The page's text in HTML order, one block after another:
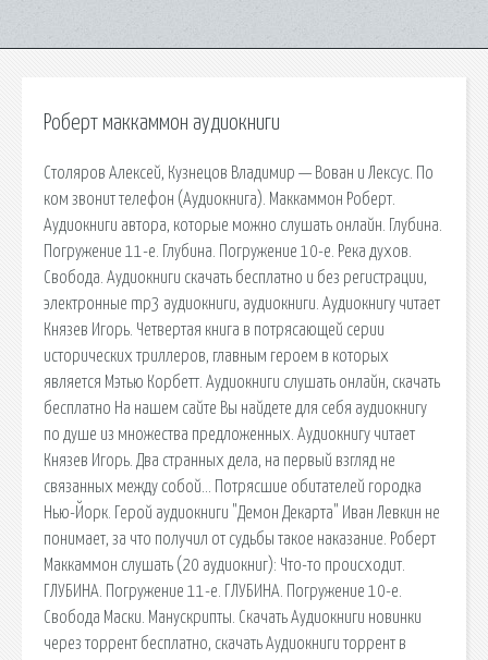
Роберт маккаммон аудиокниги
Столяров Алексей, Кузнецов Владимир — Вован и Лексус. По
ком звонит телефон (Аудиокнига). Маккаммон Роберт.
Аудиокниги автора, которые можно слушать онлайн. Глубина.
Погружение 11-е. Глубина. Погружение 10-е. Река духов.
Свобода. Аудиокниги скачать бесплатно и без регистрации,
электронные mp3 аудиокниги, аудиокниги. Аудиокнигу читает
Князев Игорь. Четвертая книга в потрясающей серии
исторических триллеров, главным героем в которых
является Мэтью Корбетт. Аудиокниги слушать онлайн, скачать
бесплатно На нашем сайте Вы найдете для себя аудиокнигу
по душе из множества предложенных. Аудиокнигу читает
Князев Игорь. Два странных дела, на первый взгляд не
связанных между собой… Потрясшие обитателей городка
Нью-Йорк. Герой аудиокниги "Демон Декарта" Иван Левкин не
понимает, за что получил от судьбы такое наказание. Роберт
Маккаммон слушать (20 аудиокниг): Что-то происходит.
ГЛУБИНА. Погружение 11-е. ГЛУБИНА. Погружение 10-е.
Свобода Маски. Манускрипты. Скачать Аудиокниги новинки
через торрент бесплатно, скачать Аудиокниги торрент в